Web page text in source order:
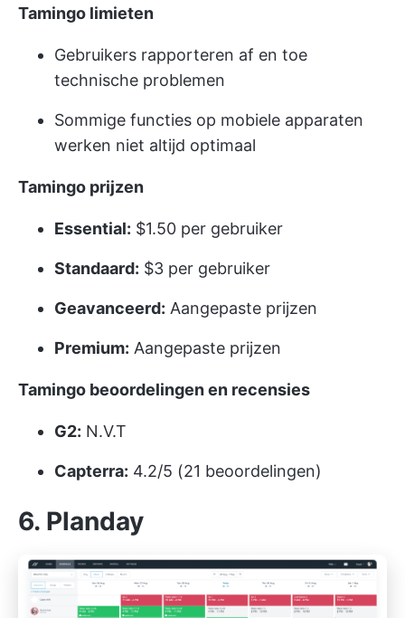
Tamingo limieten
Gebruikers rapporteren af en toe
technische problemen
Sommige functies op mobiele apparaten
werken niet altijd optimaal
Tamingo prijzen
Essential: $1.50 per gebruiker
Standaard: $3 per gebruiker
Geavanceerd: Aangepaste prijzen
Premium: Aangepaste prijzen
Tamingo beoordelingen en recensies
G2: N.V.T
Capterra: 4.2/5 (21 beoordelingen)
6. Planday